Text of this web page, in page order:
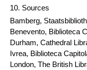
10. Sources
Bamberg,
Benevento, Biblioteca
Durham, Cathedral
Ivrea, Biblioteca
London, The British